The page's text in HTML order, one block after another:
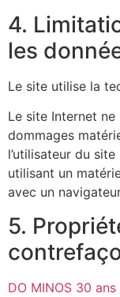
4.
les
Le site utilise la
Le site Internet
dommages
l’utilisateur du
utilisant un
avec un
5.
DO MINOS 30 ans